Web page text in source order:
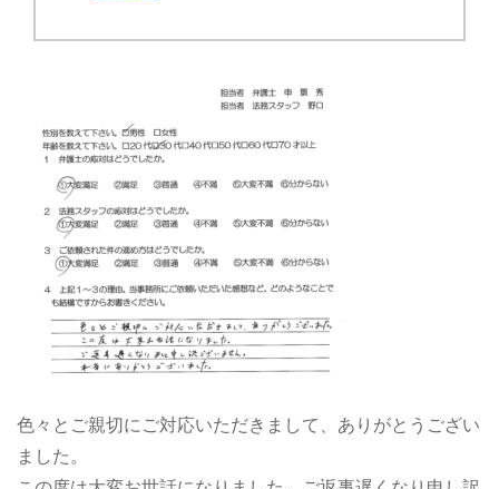
色々とご親切にご対応いただきまして、ありがとうござい
ました。